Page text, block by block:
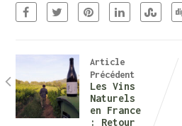
Article
Précédent
Les Vins
Naturels
en France
: Retour